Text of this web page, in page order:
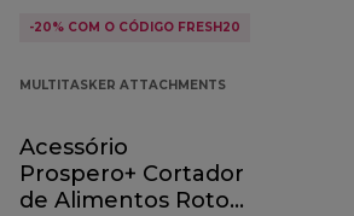
-20% COM O CÓDIGO FRESH20
MULTITASKER ATTACHMENTS
Acessório
Prospero+ Cortador
de Alimentos Roto